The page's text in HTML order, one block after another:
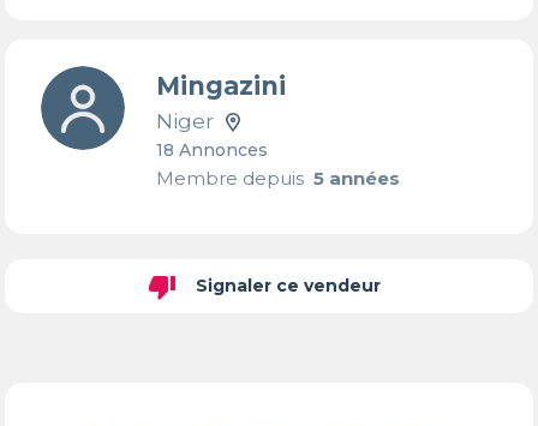
Mingazini
Niger
18 Annonces
Membre depuis5 années
thumb_down Signaler ce vendeur